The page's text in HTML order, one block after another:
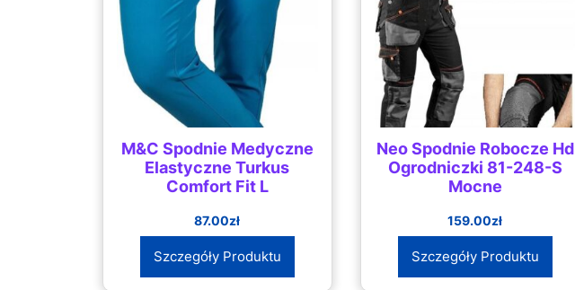
M&C Spodnie Medyczne
Elastyczne Turkus
Comfort Fit L
87.00zł
Szczegóły Produktu
Neo Spodnie Robocze Hd
Ogrodniczki 81-248-S
Mocne
159.00zł
Szczegóły Produktu